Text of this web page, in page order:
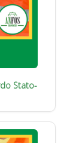
Stato-